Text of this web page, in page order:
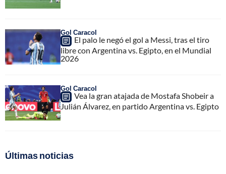
Gol Caracol
El palo le negó el gol a Messi, tras el tiro
libre con Argentina vs. Egipto, en el Mundial
2026
Gol Caracol
Vea la gran atajada de Mostafa Shobeir a
Julián Álvarez, en partido Argentina vs. Egipto
Últimas noticias